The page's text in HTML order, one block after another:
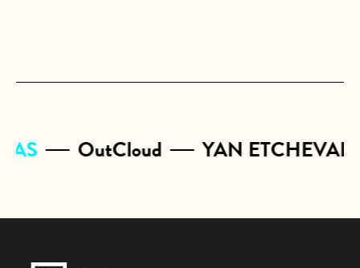
OutCloud YAN ETCHEVARY